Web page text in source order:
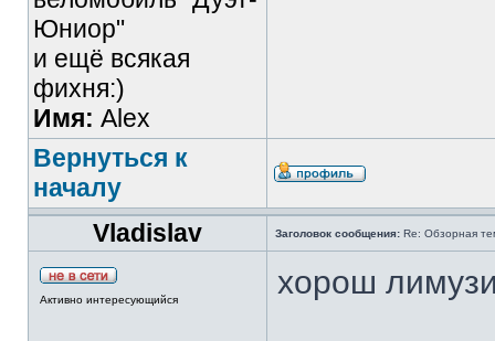
Юниор"
и ещё всякая
фихня:)
Имя: Alex
Вернуться к
началу
Vladislav
Заголовок сообщения: Re: Обзорная
Активно интересующийся хорош